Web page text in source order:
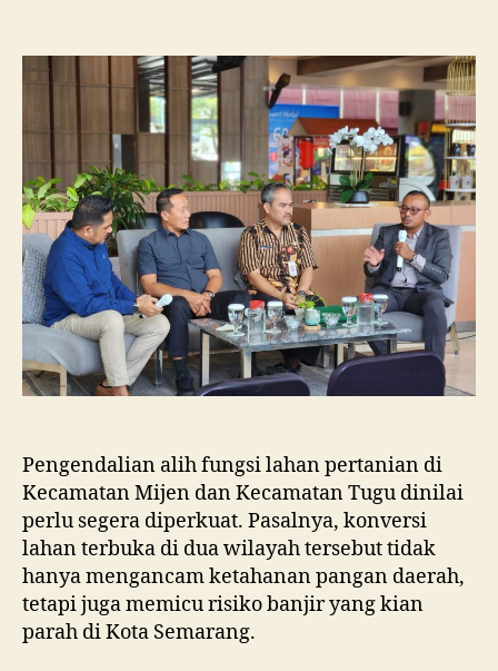
Banjir,
Alih
Fungsi
Lahan
Mijen
dan
Tugu
Ancam
Eksistensi
Semarang
Pengendalian alih fungsi lahan pertanian di
Kecamatan Mijen dan Kecamatan Tugu dinilai
perlu segera diperkuat. Pasalnya, konversi
lahan terbuka di dua wilayah tersebut tidak
hanya mengancam ketahanan pangan daerah,
tetapi juga memicu risiko banjir yang kian
parah di Kota Semarang.